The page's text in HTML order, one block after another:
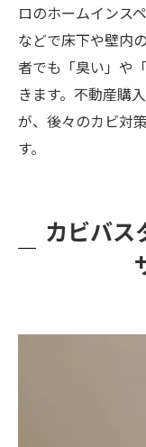
ロのホームインス
などで床下や壁内
者でも「臭い」や
きます。不動産購
が、後々のカビ対
す。
カビバス